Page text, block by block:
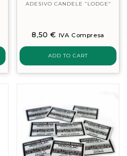
ADESIVO CANDELE “LODGE”
8,50€ IVA Compresa
ADD TO CART